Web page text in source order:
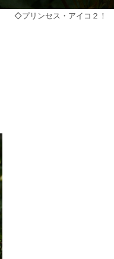
◇プリンセス・アイコ２！